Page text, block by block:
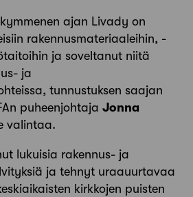
ajan Livady on
rakennusmateriaaleihin, -
ja soveltanut niitä
ja
tunnustuksen saajan
puheenjohtaja Jonna
valintaa.
lukuisia rakennus- ja
ja tehnyt uraauurtavaa
kirkkojen puisten